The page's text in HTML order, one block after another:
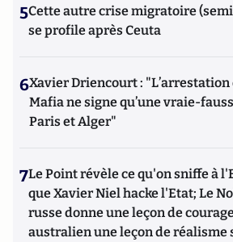
5Cette autre crise migratoire
se profile après Ceuta
6Xavier Driencourt : "L’arrestation
Mafia ne signe qu’une vraie-
Paris et Alger"
7Le Point révèle ce qu'on sniffe à
que Xavier Niel hacke l'Etat; Le
russe donne une leçon de
australien une leçon de réalisme